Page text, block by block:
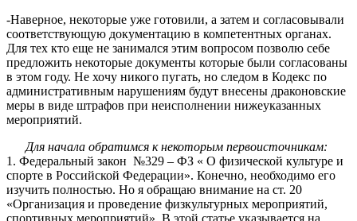
-Наверное, некоторые уже готовили, а затем и согласовывали
соответствующую документацию в компетентных органах.
Для тех кто еще не занимался этим вопросом позволю себе
предложить некоторые документы которые были согласованы
в этом году. Не хочу никого пугать, но следом в Кодекс по
административным нарушениям будут внесены драконовские
меры в виде штрафов при неисполнении нижеуказанных
мероприятий.
Для начала обратимся к некоторым первоисточникам:
1. Федеральный закон №329 – ФЗ « О физической культуре и
спорте в Российской Федерации». Конечно, необходимо его
изучить полностью. Но я обращаю внимание на ст. 20
«Организация и проведение физкультурных мероприятий,
спортивных мероприятий». В этой статье указывается на